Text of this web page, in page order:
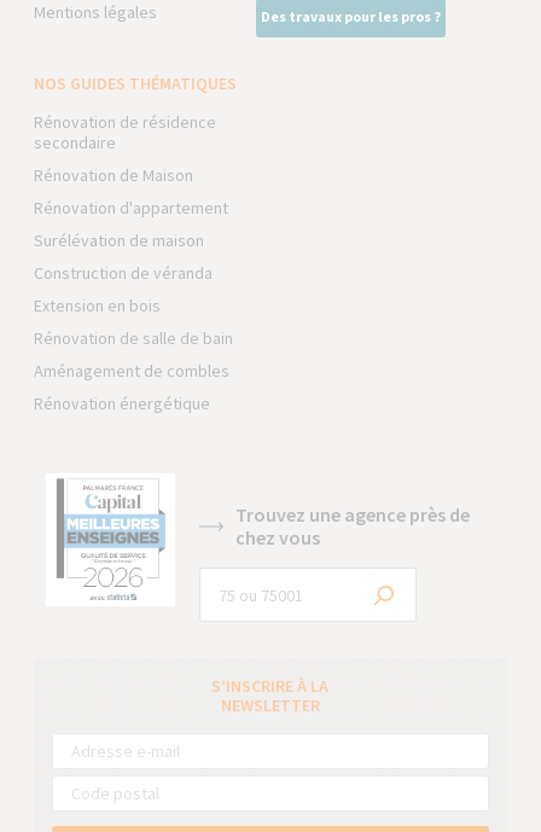
Mentions légales
Des travaux pour les pros ?
NOS GUIDES THÉMATIQUES
Rénovation de résidence
secondaire
Rénovation de Maison
Rénovation d'appartement
Surélévation de maison
Construction de véranda
Extension en bois
Rénovation de salle de bain
Aménagement de combles
Rénovation énergétique
Trouvez une agence près de
chez vous
S’INSCRIRE À LA
NEWSLETTER